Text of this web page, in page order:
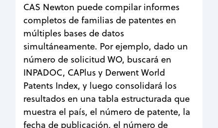
CAS Newton puede compilar informes
completos de familias de patentes en
múltiples bases de datos
simultáneamente. Por ejemplo, dado un
número de solicitud WO, buscará en
INPADOC, CAPlus y Derwent World
Patents Index, y luego consolidará los
resultados en una tabla estructurada que
muestra el país, el número de patente, la
fecha de publicación, el número de